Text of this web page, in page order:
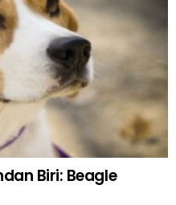
Biri: Beagle